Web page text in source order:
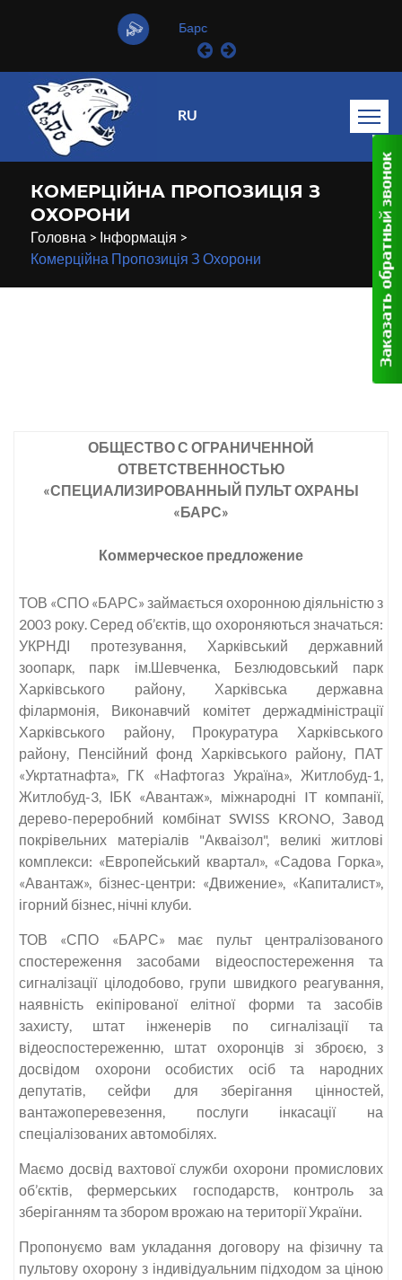
RU
КОМЕРЦІЙНА ПРОПОЗИЦІЯ З
ОХОРОНИ
Головна > Інформація >
Комерційна Пропозиція З Охорони
ОБЩЕСТВО С ОГРАНИЧЕННОЙ
ОТВЕТСТВЕННОСТЬЮ
«СПЕЦИАЛИЗИРОВАННЫЙ ПУЛЬТ ОХРАНЫ
«БАРС»
Коммерческое предложение
ТОВ «СПО «БАРС» займається охоронною діяльністю з
2003 року. Серед об’єктів, що охороняються значаться:
УКРНДІ протезування, Харківський державний
зоопарк, парк ім.Шевченка, Безлюдовський парк
Харківського району, Харківська державна
філармонія, Виконавчий комітет держадміністрації
Харківського району, Прокуратура Харківського
району, Пенсійний фонд Харківського району, ПАТ
«Укртатнафта», ГК «Нафтогаз Україна», Житлобуд-1,
Житлобуд-3, ІБК «Авантаж», міжнародні IT компанії,
дерево-переробний комбінат SWISS KRONO, Завод
покрівельних матеріалів "Акваізол", великі житлові
комплекси: «Европейський квартал», «Садова Горка»,
«Авантаж», бізнес-центри: «Движение», «Капиталист»,
ігорний бізнес, нічні клуби.
ТОВ «СПО «БАРС» має пульт централізованого
спостереження засобами відеоспостереження та
сигналізації цілодобово, групи швидкого реагування,
наявність екіпірованої елітної форми та засобів
захисту, штат інженерів по сигналізації та
відеоспостереженню, штат охоронців зі зброєю, з
досвідом охорони особистих осіб та народних
депутатів, сейфи для зберігання цінностей,
вантажоперевезення, послуги інкасації на
спеціалізованих автомобілях.
Маємо досвід вахтової служби охорони промислових
об’єктів, фермерських господарств, контроль за
зберіганням та збором врожаю на території України.
Пропонуємо вам укладання договору на фізичну та
пультову охорону з індивідуальним підходом за ціною